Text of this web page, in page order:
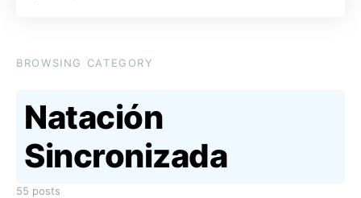
BROWSING CATEGORY
Natación
Sincronizada
55 posts